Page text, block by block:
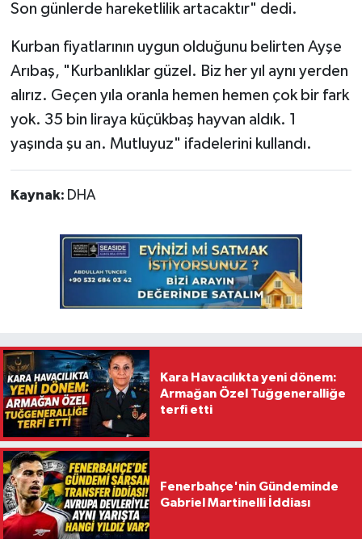
Son günlerde hareketlilik artacaktır" dedi.
Kurban fiyatlarının uygun olduğunu belirten Ayşe
Arıbaş, "Kurbanlıklar güzel. Biz her yıl aynı yerden
alırız. Geçen yıla oranla hemen hemen çok bir fark
yok. 35 bin liraya küçükbaş hayvan aldık. 1
yaşında şu an. Mutluyuz" ifadelerini kullandı.
Kaynak: DHA
Kara Havacılıkta yeni dönem:
Armağan Özel Tuğgeneralliğe
terfi etti
Fenerbahçe'nin Gündeminde
Gabriel Martinelli İddiası